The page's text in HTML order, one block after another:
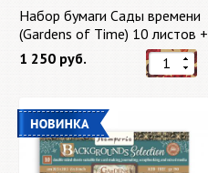
Набор бумаги Сады времени
(Gardens of Time) 10 листов +
бонус от Stamperia
1 250 руб.